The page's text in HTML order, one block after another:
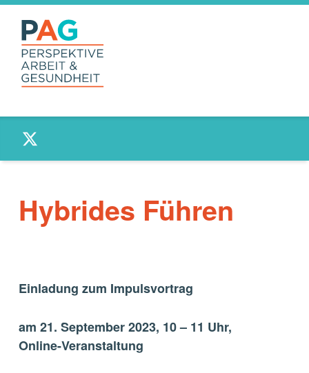
PAG –
GESUNDHEIT
Twitter
Hybrides Führen
Einladung zum Impulsvortrag
am 21. September 2023, 10 – 11 Uhr,
Online-Veranstaltung